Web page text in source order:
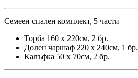
Семеен спален комплект, 5 части
Торба 160 x 220см, 2 бр.
Долен чаршаф 220 x 240см, 1 бр.
Калъфка 50 x 70см, 2 бр.